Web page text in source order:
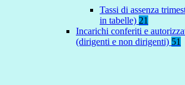
Tassi di assenza
in tabelle) 21
Incarichi conferiti e
(dirigenti e non dirigenti) 51